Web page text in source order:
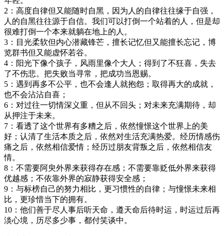
2：高度自律但又能随时自黑，因为人的自律往往缘于自强，
人的自黑往往源于自信。我们可以打倒一个站着的人，但是却
很难打倒一个本来就躺在地上的人。
3：目光柔软但内心潜藏锋芒，擅长记忆但又能擅长忘记，博
览群书但又能虚怀若谷。
4：阳光下像个孩子，风雨里像个大人；得到了不狂喜，失去
了不伤悲。把失败当寻常，把成功当恩赐。
5：遇到再多不公平，也不会逢人就抱怨；取得再大的成就，
也不会沾沾自喜；
6：对过往一切情深义重，但从不回头；对未来充满期待，却
从押注于未来。
7：看透了这个世界有多糟之后，依然憧憬这个世界上的美
好；认清了生活本质之后，依然对生活充满热爱。经历情感伤
痛之后，依然相信爱情；经历过朋友背叛之后，依然相信友
情。
8：不需要阿臾外界来获得存在感；不需要靠贬低外界来获得
优越感；不依靠外界的寂静获得安全感；
9：与标榜自己的努力相比，更习惯性的自律；与憧憬未来相
比，更珍惜当下的拥有。
10：他们善于尽人事后听天命，遵天命后待时运，时运过后再
淡心境，历尽多少事，都付笑谈中。